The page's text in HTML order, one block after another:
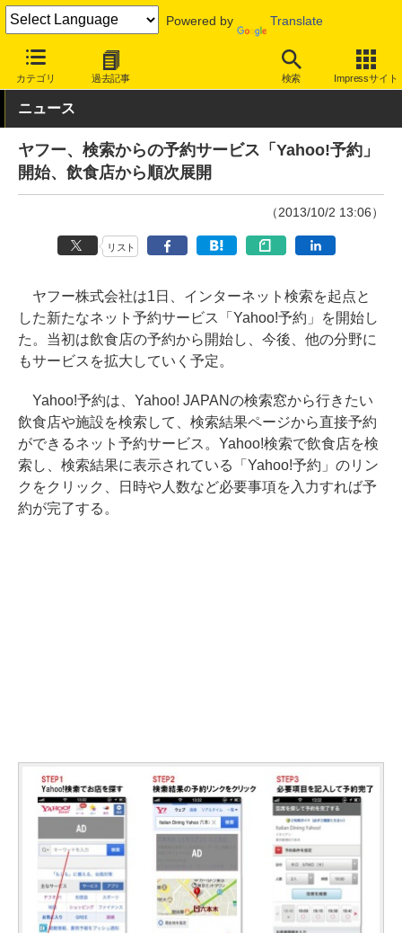
Powered by Translate
カテゴリ 過去記事 検索 Impressサイト
INTERNET Watch サービス/ソフト サービス ニュース/生活
ニュース
ヤフー、検索からの予約サービス「Yahoo!予約」
開始、飲食店から順次展開
（2013/10/2 13:06）
リスト
ヤフー株式会社は1日、インターネット検索を起点と
した新たなネット予約サービス「Yahoo!予約」を開始し
た。当初は飲食店の予約から開始し、今後、他の分野に
もサービスを拡大していく予定。
Yahoo!予約は、Yahoo! JAPANの検索窓から行きたい
飲食店や施設を検索して、検索結果ページから直接予約
ができるネット予約サービス。Yahoo!検索で飲食店を検
索し、検索結果に表示されている「Yahoo!予約」のリン
クをクリック、日時や人数など必要事項を入力すれば予
約が完了する。